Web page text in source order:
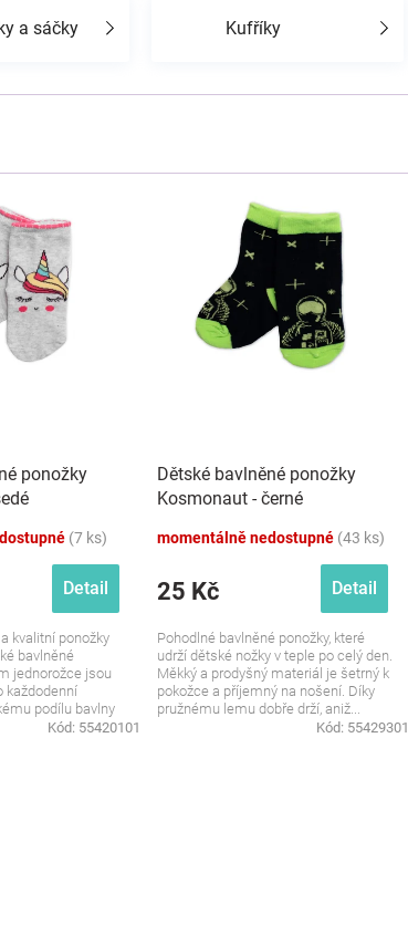
a sáčky Kufříky
ponožky
(7 ks)
Detail
kvalitní ponožky
bavlněné
jednorožce jsou
každodenní
podílu bavlny
Kód: 55420101
Dětské bavlněné ponožky
Kosmonaut - černé
momentálně nedostupné (43 ks)
25 Kč Detail
Pohodlné bavlněné ponožky, které
udrží dětské nožky v teple po celý den.
Měkký a prodyšný materiál je šetrný k
pokožce a příjemný na nošení. Díky
pružnému lemu dobře drží, aniž...
Kód: 55429301